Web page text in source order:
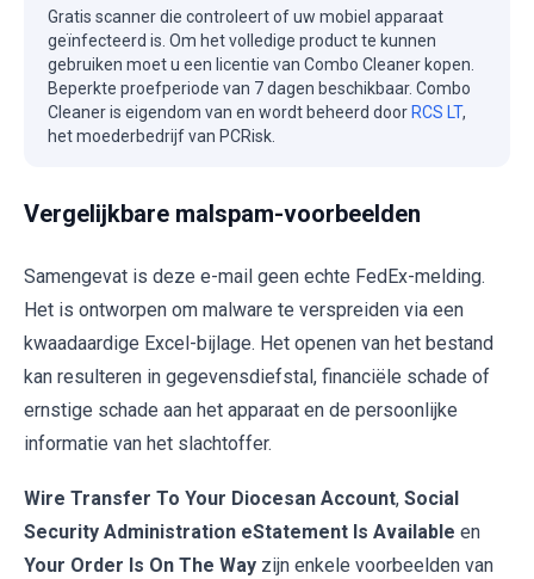
Gratis scanner die controleert of uw mobiel apparaat
geïnfecteerd is. Om het volledige product te kunnen
gebruiken moet u een licentie van Combo Cleaner kopen.
Beperkte proefperiode van 7 dagen beschikbaar. Combo
Cleaner is eigendom van en wordt beheerd door RCS LT,
het moederbedrijf van PCRisk.
Vergelijkbare malspam-voorbeelden
Samengevat is deze e-mail geen echte FedEx-melding.
Het is ontworpen om malware te verspreiden via een
kwaadaardige Excel-bijlage. Het openen van het bestand
kan resulteren in gegevensdiefstal, financiële schade of
ernstige schade aan het apparaat en de persoonlijke
informatie van het slachtoffer.
Wire Transfer To Your Diocesan Account, Social
Security Administration eStatement Is Available en
Your Order Is On The Way zijn enkele voorbeelden van